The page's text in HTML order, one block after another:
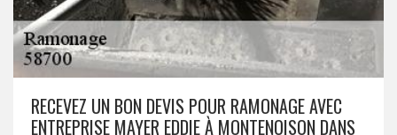
RECEVEZ UN BON DEVIS POUR RAMONAGE AVEC
ENTREPRISE MAYER EDDIE À MONTENOISON DANS